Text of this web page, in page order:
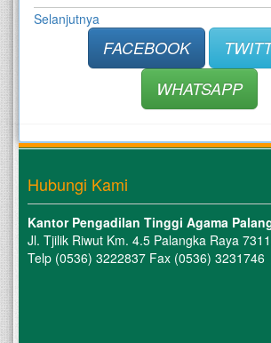
Selanjutnya
FACEBOOK
WHATSAPP
Hubungi Kami
Kantor Pengadilan Tinggi Agama
Jl. Tjilik Riwut Km. 4.5 Palangka Raya
Telp (0536) 3222837 Fax (0536) 3231746